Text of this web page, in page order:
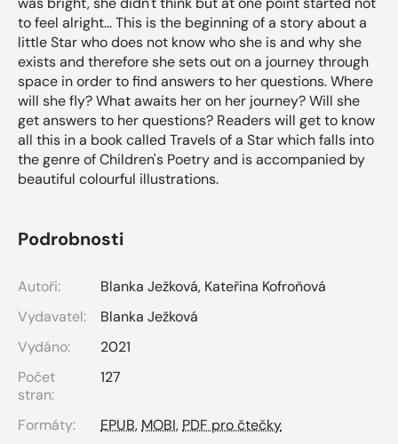
to feel alright… This is the beginning of a story about a
little Star who does not know who she is and why she
exists and therefore she sets out on a journey through
space in order to find answers to her questions. Where
will she fly? What awaits her on her journey? Will she
get answers to her questions? Readers will get to know
all this in a book called Travels of a Star which falls into
the genre of Children's Poetry and is accompanied by
beautiful colourful illustrations.
Podrobnosti
Autoři: Blanka Ježková, Kateřina Kofroňová
Vydavatel:
Blanka Ježková
Vydáno:
2021
Počet
stran:
127
Formáty: EPUB,MOBI,PDF pro čtečky